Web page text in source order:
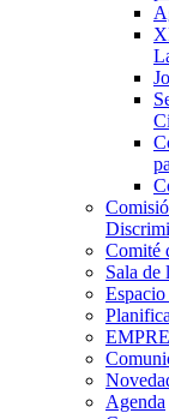
Comité
Sala de
Agenda